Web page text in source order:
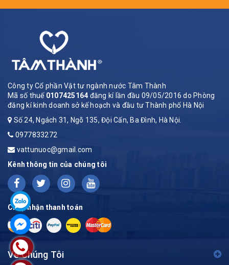
Công ty Cổ phần Vật tư ngành nước Tâm Thành
Mã số thuế 0107425164 đăng kí lần đầu 09/05/2016 do Phòng
đăng kí kinh doanh sở kế hoạch và đầu tư Thành phố Hà Nội
Số 24, Ngách 31, Ngõ 135, Đội Cấn, Ba Đình, Hà Nội.
0977833272
vattunuoc@gmail.com
Kênh thông tin của chúng tôi
Chấp nhận thanh toán
Về Chúng Tôi